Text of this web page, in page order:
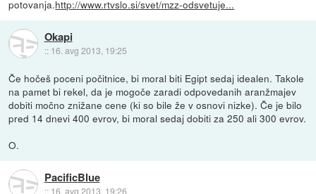
potovanja.http://www.rtvslo.si/svet/mzz-odsvetuje...
Okapi
:: 16. avg 2013, 19:25
Če hočeš poceni počitnice, bi moral biti Egipt sedaj idealen. Takole
na pamet bi rekel, da je mogoče zaradi odpovedanih aranžmajev
dobiti močno znižane cene (ki so bile že v osnovi nizke). Če je bilo
pred 14 dnevi 400 evrov, bi moral sedaj dobiti za 250 ali 300 evrov.
O.
PacificBlue
:: 16. avg 2013, 19:26